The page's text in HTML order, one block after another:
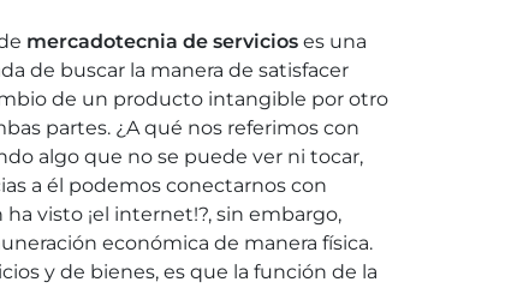
mercadotecnia de servicios es una
de buscar la manera de satisfacer
de un producto intangible por otro
partes. ¿A qué nos referimos con
algo que no se puede ver ni tocar,
a él podemos conectarnos con
visto ¡el internet!?, sin embargo,
económica de manera física.
y de bienes, es que la función de la